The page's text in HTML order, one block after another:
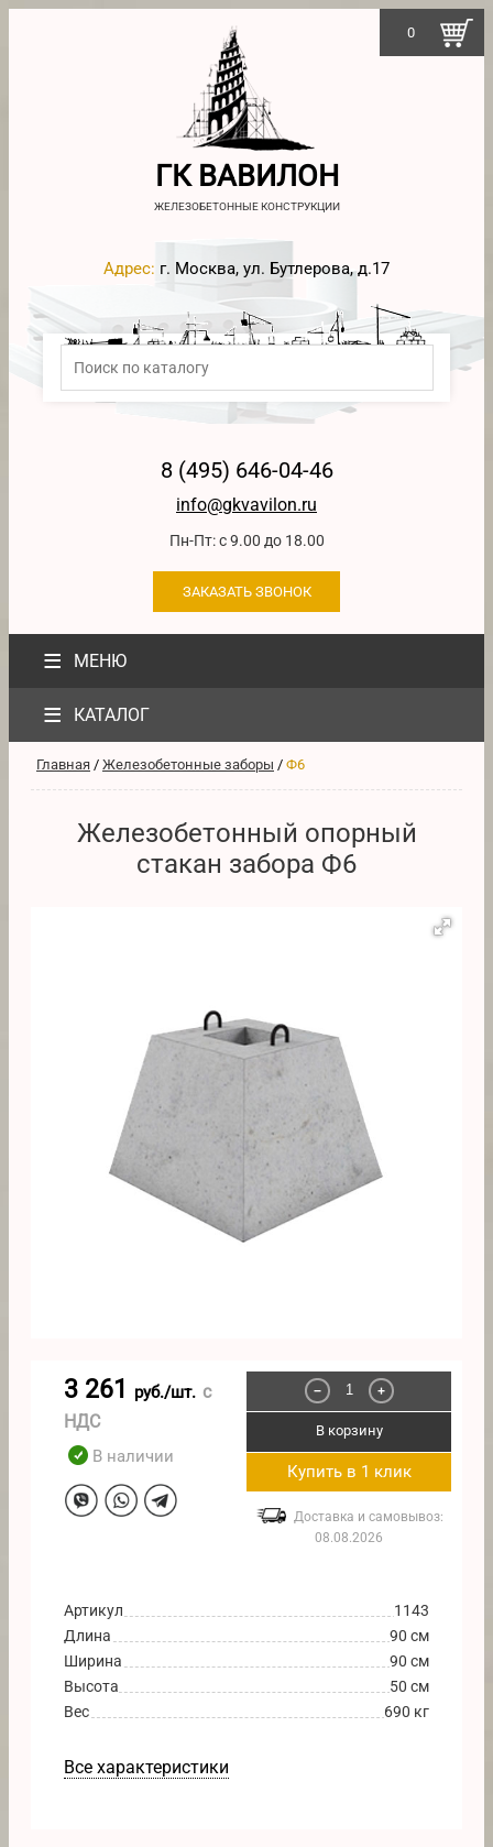
ГК ВАВИЛОН
ЖЕЛЕЗОБЕТОННЫЕ КОНСТРУКЦИИ
Адрес: г. Москва, ул. Бутлерова, д.17
8 (495) 646-04-46
info@gkvavilon.ru
Пн-Пт: с 9.00 до 18.00
ЗАКАЗАТЬ ЗВОНОК
≡ МЕНЮ
0
≡ КАТАЛОГ
Главная / Железобетонные заборы / Ф6
Железобетонный опорный
стакан забора Ф6
3 261 руб./шт. с
НДС
В наличии
− +
В корзину
Купить в 1 клик
Доставка и самовывоз:
08.08.2026
Артикул
1143
Длина
90 см
Ширина
90 см
Высота
50 см
Вес
690 кг
Все характеристики